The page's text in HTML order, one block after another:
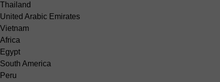
Thailand
United Arabic Emirates
Vietnam
Africa
Egypt
South America
Peru